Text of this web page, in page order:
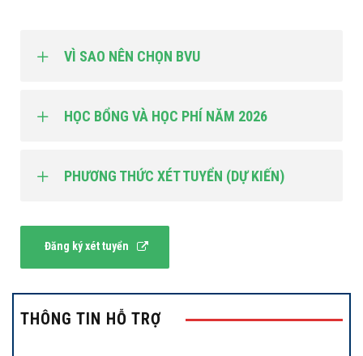
VÌ SAO NÊN CHỌN BVU
HỌC BỔNG VÀ HỌC PHÍ NĂM 2026
PHƯƠNG THỨC XÉT TUYỂN (DỰ KIẾN)
Đăng ký xét tuyển
THÔNG TIN HỖ TRỢ